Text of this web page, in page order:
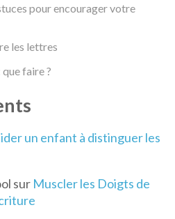
pour encourager votre
les lettres
faire ?
un enfant à distinguer les
sur Muscler les Doigts de